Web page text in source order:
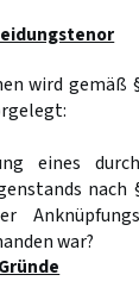
wird gemäß
eines
nach
war?
Gründe